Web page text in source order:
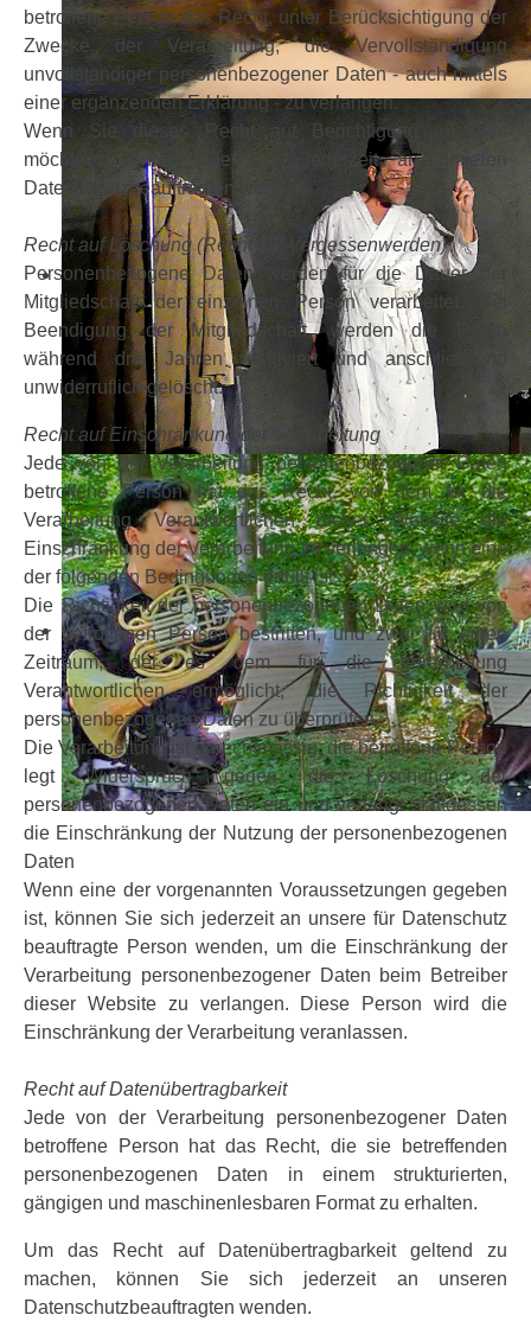
betroffene Person das Recht, unter Berücksichtigung der
Zwecke der Verarbeitung, die Vervollständigung
unvollständiger personenbezogener Daten - auch mittels
einer ergänzenden Erklärung - zu verlangen.
Wenn Sie dieses Recht auf Berichtigung ausüben
möchten, können Sie sich jederzeit an unseren
Datenschutzbeauftragten wenden.
Recht auf Löschung (Recht auf Vergessenwerden)
Personenbezogene Daten werden für die Dauer der
Mitgliedschaft der einzelnen Person verarbeitet. Bei
Beendigung der Mitgliedschaft, werden die Daten
während drei Jahren archiviert und anschliessend
unwiderruflich gelöscht.
Recht auf Einschränkung der Verarbeitung
Jede von der Verarbeitung personenbezogener Daten
betroffene Person hat das Recht, von dem für die
Verarbeitung Verantwortlichen dieser Website die
Einschränkung der Verarbeitung zu verlangen, wenn eine
der folgenden Bedingungen erfüllt ist:
Die Richtigkeit der personenbezogenen Daten wird von
der betroffenen Person bestritten, und zwar für einen
Zeitraum, der es dem für die Verarbeitung
Verantwortlichen ermöglicht, die Richtigkeit der
personenbezogenen Daten zu überprüfen
Die Verarbeitung ist unrechtmässig, die betroffene Person
legt Widerspruch gegen die Löschung der
personenbezogenen Daten ein und verlangt stattdessen
die Einschränkung der Nutzung der personenbezogenen
Daten
Wenn eine der vorgenannten Voraussetzungen gegeben
ist, können Sie sich jederzeit an unsere für Datenschutz
beauftragte Person wenden, um die Einschränkung der
Verarbeitung personenbezogener Daten beim Betreiber
dieser Website zu verlangen. Diese Person wird die
Einschränkung der Verarbeitung veranlassen.
Recht auf Datenübertragbarkeit
Jede von der Verarbeitung personenbezogener Daten
betroffene Person hat das Recht, die sie betreffenden
personenbezogenen Daten in einem strukturierten,
gängigen und maschinenlesbaren Format zu erhalten.
Um das Recht auf Datenübertragbarkeit geltend zu
machen, können Sie sich jederzeit an unseren
Datenschutzbeauftragten wenden.